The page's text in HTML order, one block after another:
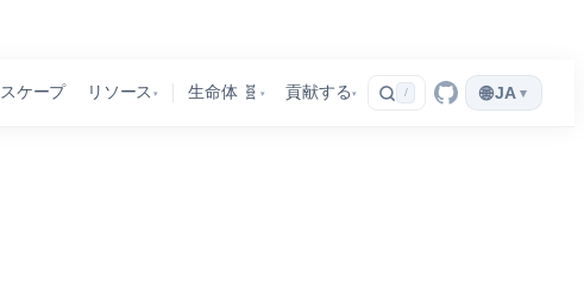
ケープ リソース ▾ 生命体 🧬 ▾ 貢献する ▾ / 🌐 JA ▾